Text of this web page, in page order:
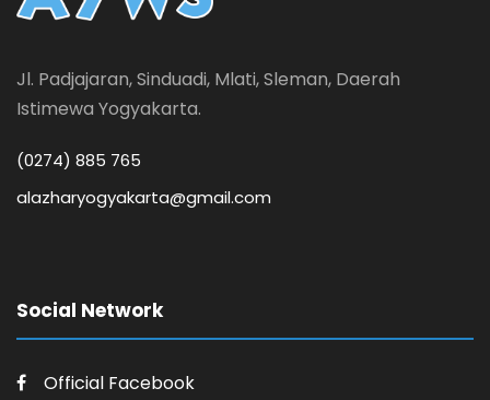
Jl. Padjajaran, Sinduadi, Mlati, Sleman, Daerah
Istimewa Yogyakarta.
(0274) 885 765
alazharyogyakarta@gmail.com
Social Network
Official Facebook